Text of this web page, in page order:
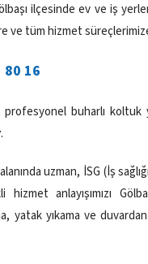
ilçesinde ev ve iş
ve tüm hizmet
80 16
profesyonel buharlı koltuk
.
uzman, İSG (İş
anlayışımızı
yatak yıkama ve